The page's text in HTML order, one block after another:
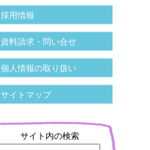
採用情報
資料請求・問い合せ
個人情報の取り扱い
サイトマップ
サイト内の検索